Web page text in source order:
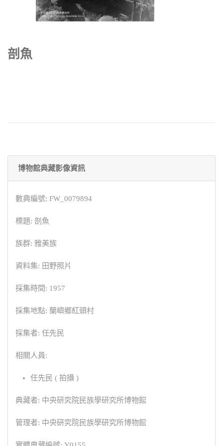
剖魚
博物館典藏影像資訊
數典編號: FW_0079894
標題: 剖魚
族群: 雅美族
資料集: 田野照片
採集時間: 1957
採集地點: 蘭嶼鄉紅頭村
採集者: 任先民
相關人員:
任先民 ( 拍攝 )
典藏者: 中央研究院民族學研究所博物館
管理者: 中央研究院民族學研究所博物館